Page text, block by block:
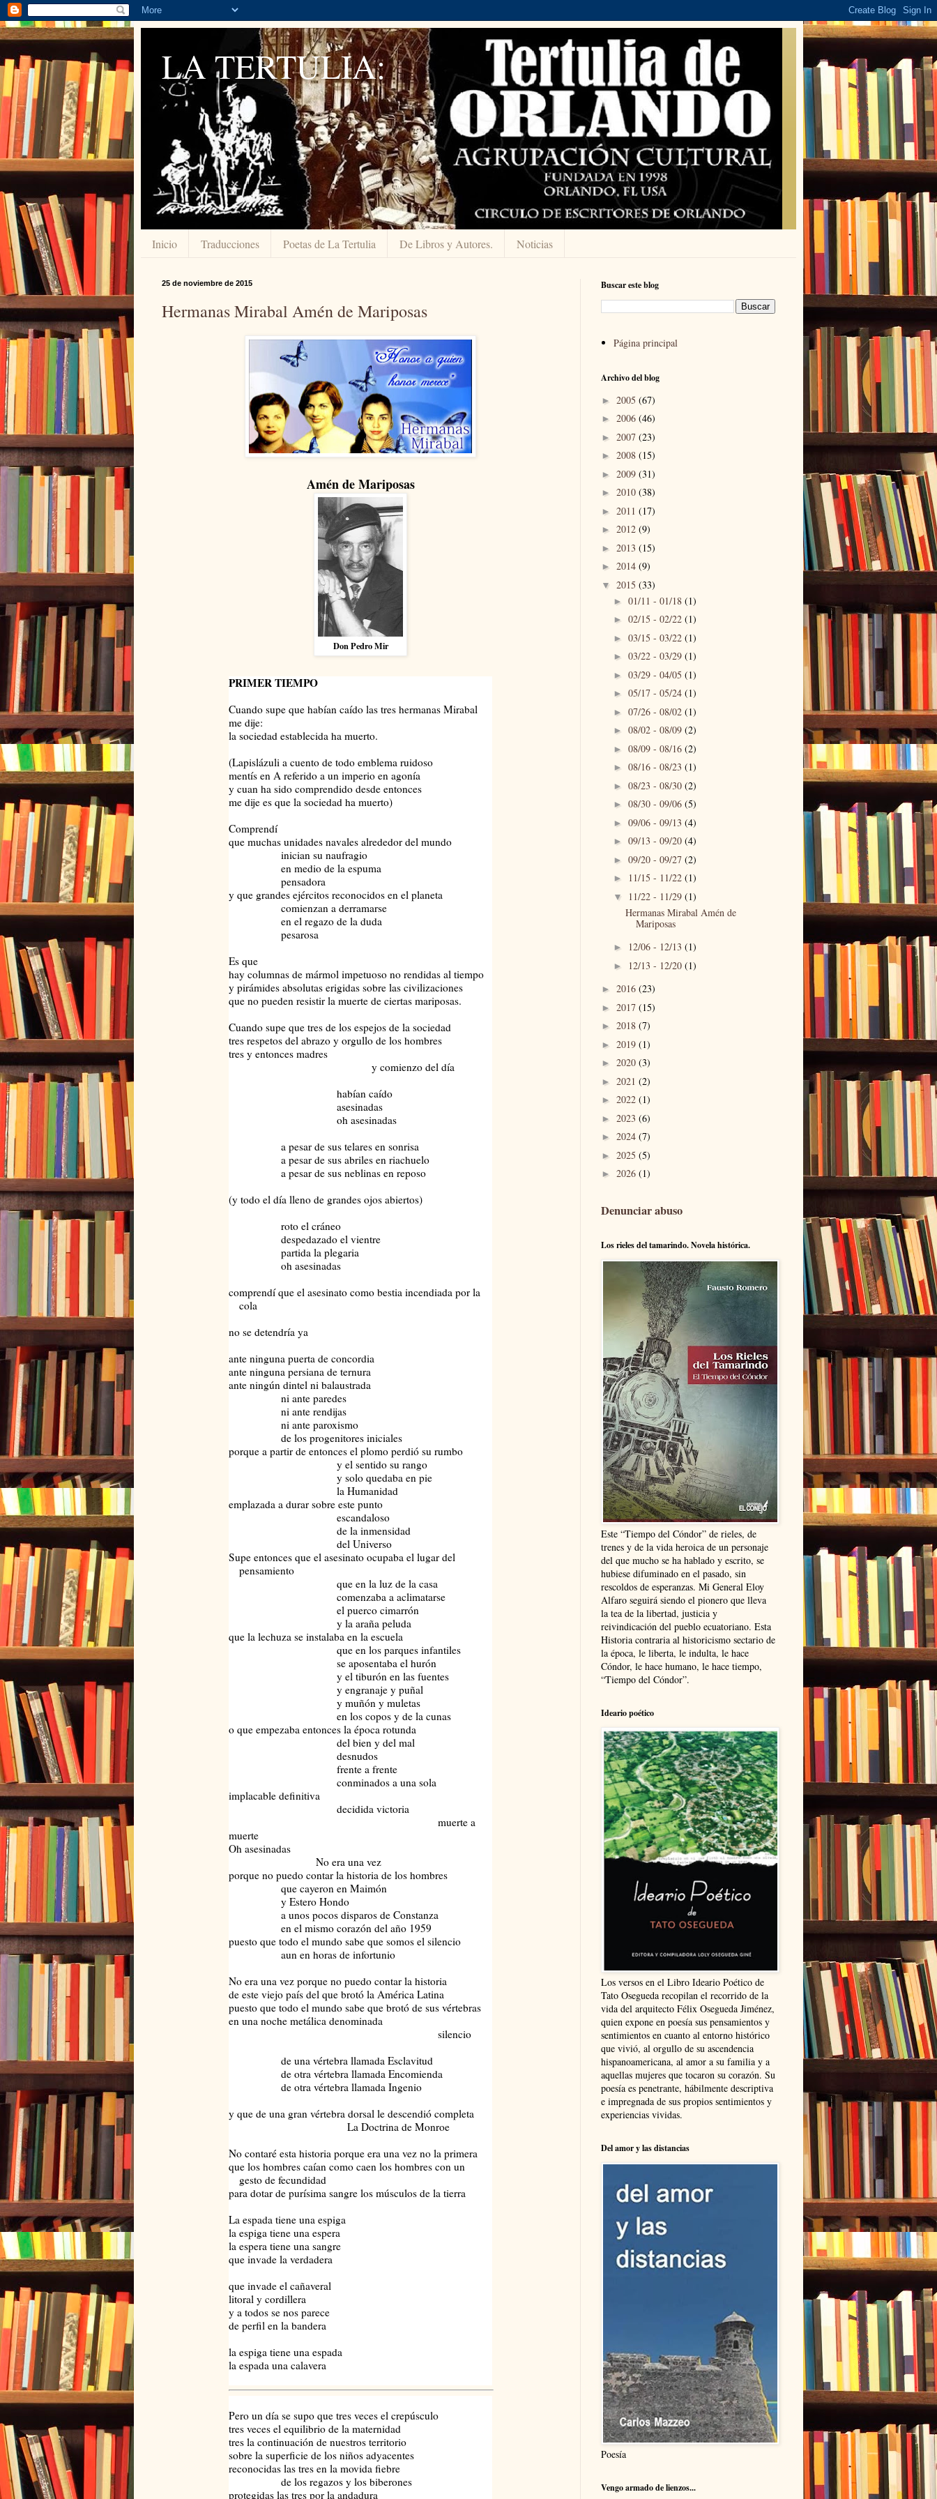
LA TERTULIA:
Inicio Traducciones Poetas de La Tertulia De Libros y Autores. Noticias
25 de noviembre de 2015
Hermanas Mirabal Amén de Mariposas
Amén de Mariposas
Don Pedro Mir
PRIMER TIEMPO
Cuando supe que habían caído las tres hermanas Mirabal
me dije:
la sociedad establecida ha muerto.
(Lapislázuli a cuento de todo emblema ruidoso
mentís en A referido a un imperio en agonía
y cuan ha sido comprendido desde entonces
me dije es que la sociedad ha muerto)
Comprendí
que muchas unidades navales alrededor del mundo
inician su naufragio
en medio de la espuma
pensadora
y que grandes ejércitos reconocidos en el planeta
comienzan a derramarse
en el regazo de la duda
pesarosa
Es que
hay columnas de mármol impetuoso no rendidas al tiempo
y pirámides absolutas erigidas sobre las civilizaciones
que no pueden resistir la muerte de ciertas mariposas.
Cuando supe que tres de los espejos de la sociedad
tres respetos del abrazo y orgullo de los hombres
tres y entonces madres
y comienzo del día
habían caído
asesinadas
oh asesinadas
a pesar de sus telares en sonrisa
a pesar de sus abriles en riachuelo
a pesar de sus neblinas en reposo
(y todo el día lleno de grandes ojos abiertos)
roto el cráneo
despedazado el vientre
partida la plegaria
oh asesinadas
comprendí que el asesinato como bestia incendiada por la
cola
no se detendría ya
ante ninguna puerta de concordia
ante ninguna persiana de ternura
ante ningún dintel ni balaustrada
ni ante paredes
ni ante rendijas
ni ante paroxismo
de los progenitores iniciales
porque a partir de entonces el plomo perdió su rumbo
y el sentido su rango
y solo quedaba en pie
la Humanidad
emplazada a durar sobre este punto
escandaloso
de la inmensidad
del Universo
Supe entonces que el asesinato ocupaba el lugar del
pensamiento
que en la luz de la casa
comenzaba a aclimatarse
el puerco cimarrón
y la araña peluda
que la lechuza se instalaba en la escuela
que en los parques infantiles
se aposentaba el hurón
y el tiburón en las fuentes
y engranaje y puñal
y muñón y muletas
en los copos y de la cunas
o que empezaba entonces la época rotunda
del bien y del mal
desnudos
frente a frente
conminados a una sola
implacable definitiva
decidida victoria
muerte a
muerte
Oh asesinadas
No era una vez
porque no puedo contar la historia de los hombres
que cayeron en Maimón
y Estero Hondo
a unos pocos disparos de Constanza
en el mismo corazón del año 1959
puesto que todo el mundo sabe que somos el silencio
aun en horas de infortunio
No era una vez porque no puedo contar la historia
de este viejo país del que brotó la América Latina
puesto que todo el mundo sabe que brotó de sus vértebras
en una noche metálica denominada
silencio
de una vértebra llamada Esclavitud
de otra vértebra llamada Encomienda
de otra vértebra llamada Ingenio
y que de una gran vértebra dorsal le descendió completa
La Doctrina de Monroe
No contaré esta historia porque era una vez no la primera
que los hombres caían como caen los hombres con un
gesto de fecundidad
para dotar de purísima sangre los músculos de la tierra
La espada tiene una espiga
la espiga tiene una espera
la espera tiene una sangre
que invade la verdadera
que invade el cañaveral
litoral y cordillera
y a todos se nos parece
de perfil en la bandera
la espiga tiene una espada
la espada una calavera
Pero un día se supo que tres veces el crepúsculo
tres veces el equilibrio de la maternidad
tres la continuación de nuestros territorio
sobre la superficie de los niños adyacentes
reconocidas las tres en la movida fiebre
de los regazos y los biberones
protegidas las tres por la andadura
Buscar este blog
Página principal
Archivo del blog
► 2005 (67)
► 2006 (46)
► 2007 (23)
► 2008 (15)
► 2009 (31)
► 2010 (38)
► 2011 (17)
► 2012 (9)
► 2013 (15)
► 2014 (9)
▼ 2015 (33)
► 01/11 - 01/18 (1)
► 02/15 - 02/22 (1)
► 03/15 - 03/22 (1)
► 03/22 - 03/29 (1)
► 03/29 - 04/05 (1)
► 05/17 - 05/24 (1)
► 07/26 - 08/02 (1)
► 08/02 - 08/09 (2)
► 08/09 - 08/16 (2)
► 08/16 - 08/23 (1)
► 08/23 - 08/30 (2)
► 08/30 - 09/06 (5)
► 09/06 - 09/13 (4)
► 09/13 - 09/20 (4)
► 09/20 - 09/27 (2)
► 11/15 - 11/22 (1)
▼ 11/22 - 11/29 (1)
Hermanas Mirabal Amén de
Mariposas
► 12/06 - 12/13 (1)
► 12/13 - 12/20 (1)
► 2016 (23)
► 2017 (15)
► 2018 (7)
► 2019 (1)
► 2020 (3)
► 2021 (2)
► 2022 (1)
► 2023 (6)
► 2024 (7)
► 2025 (5)
► 2026 (1)
Denunciar abuso
Los rieles del tamarindo. Novela histórica.
Este “Tiempo del Cóndor” de rieles, de
trenes y de la vida heroica de un personaje
del que mucho se ha hablado y escrito, se
hubiese difuminado en el pasado, sin
rescoldos de esperanzas. Mi General Eloy
Alfaro seguirá siendo el pionero que lleva
la tea de la libertad, justicia y
reivindicación del pueblo ecuatoriano. Esta
Historia contraria al historicismo sectario de
la época, le liberta, le indulta, le hace
Cóndor, le hace humano, le hace tiempo,
“Tiempo del Cóndor”.
Ideario poético
Los versos en el Libro Ideario Poético de
Tato Osegueda recopilan el recorrido de la
vida del arquitecto Félix Osegueda Jiménez,
quien expone en poesía sus pensamientos y
sentimientos en cuanto al entorno histórico
que vivió, al orgullo de su ascendencia
hispanoamericana, al amor a su familia y a
aquellas mujeres que tocaron su corazón. Su
poesía es penetrante, hábilmente descriptiva
e impregnada de sus propios sentimientos y
experiencias vividas.
Del amor y las distancias
Poesía
Vengo armado de lienzos...